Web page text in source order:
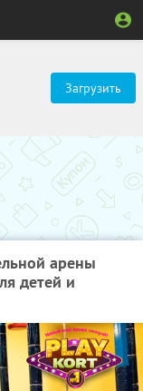
Загрузить
арены
детей и